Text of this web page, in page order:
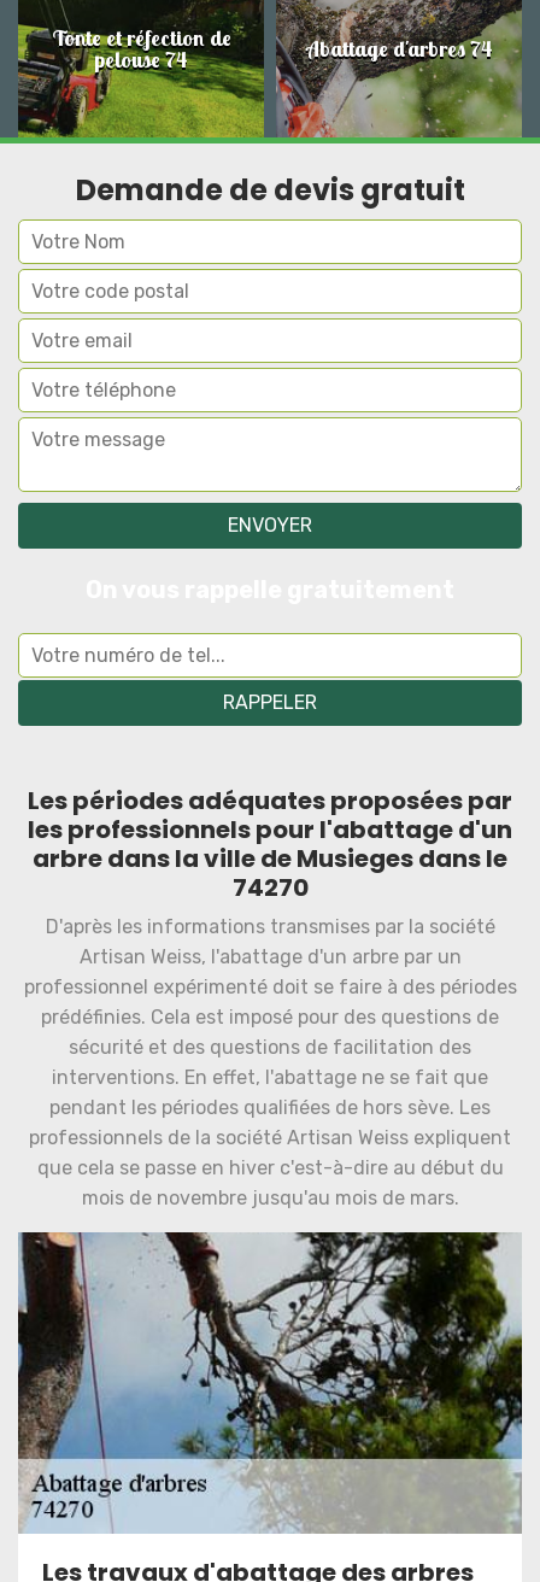
Tonte et réfection de
pelouse 74 Abattage d'arbres 74
Demande de devis gratuit
Les périodes adéquates proposées par
les professionnels pour l'abattage d'un
arbre dans la ville de Musieges dans le
74270
D'après les informations transmises par la société
Artisan Weiss, l'abattage d'un arbre par un
professionnel expérimenté doit se faire à des périodes
prédéfinies. Cela est imposé pour des questions de
sécurité et des questions de facilitation des
interventions. En effet, l'abattage ne se fait que
pendant les périodes qualifiées de hors sève. Les
professionnels de la société Artisan Weiss expliquent
que cela se passe en hiver c'est-à-dire au début du
mois de novembre jusqu'au mois de mars.
Les travaux d'abattage des arbres